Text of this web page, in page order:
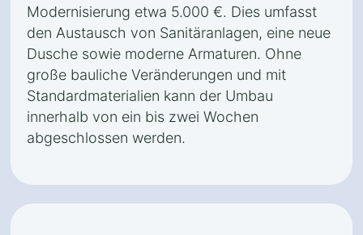
Modernisierung etwa 5.000 €. Dies umfasst
den Austausch von Sanitäranlagen, eine neue
Dusche sowie moderne Armaturen. Ohne
große bauliche Veränderungen und mit
Standardmaterialien kann der Umbau
innerhalb von ein bis zwei Wochen
abgeschlossen werden.